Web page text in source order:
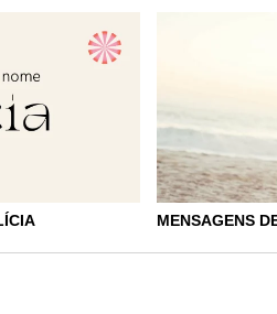
MENSAGENS